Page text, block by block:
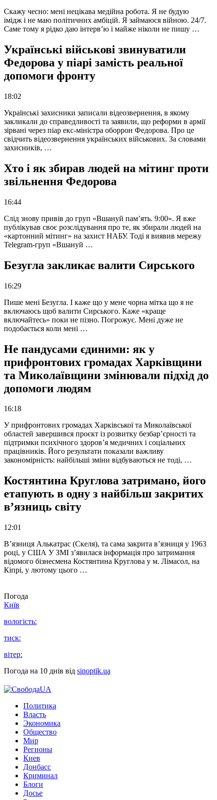
Скажу чесно: мені нецікава медійна робота. Я не будую
імідж і не маю політичних амбіцій. Я займаюся війною. 24/7.
Саме тому я рідко даю інтерв’ю і майже ніколи не пишу …
Українські військові звинуватили
Федорова у піарі замість реальної
допомоги фронту
18:02
Українські захисники записали відеозвернення, в якому
закликали до справедливості та заявили, що реформи в армії
зірвані через піар екс-міністра оборрон Федорова. Про це
свідчить відеозвернення українських військових. За словами
захисників, …
Хто і як збирав людей на мітинг проти
звільнення Федорова
16:44
Слід знову привів до груп «Вшануй пам’ять. 9:00». Я вже
публікував своє розслідування про те, як збирали людей на
«картонний мітинг» на захист НАБУ. Тоді я виявив мережу
Telegram-груп «Вшануй …
Безугла закликає валити Сирського
16:29
Пише мені Безугла. І каже що у мене чорна мітка що я не
включаюсь щоб валити Сирського. Каже «краще
включайтесь» поки не пізно. Погрожує. Мені дуже не
подобається коли мені …
Не пандусами єдиними: як у
прифронтових громадах Харківщини
та Миколаївщини змінювали підхід до
допомоги людям
16:18
У прифронтових громадах Харківської та Миколаївської
областей завершився проєкт із розвитку безбар’єрності та
підтримки психічного здоров’я медичних і соціальних
працівників. Його результати показали важливу
закономірність: найбільші зміни відбуваються не тоді, …
Костянтина Круглова затримано, його
етапують в одну з найбільш закритих
в’язниць світу
12:01
В’язниця Алькатрас (Скеля), та сама закрита в’язниця у 1963
році, у США У ЗМІ з’явилася інформація про затримання
відомого бізнесмена Костянтина Круглова у м. Лімасол, на
Кіпрі, у лютому цього …
Погода
Київ
вологість:
тиск:
вітер:
Погода на 10 днів від sinoptik.ua
Политика
Власть
Экономика
Общество
Мир
Регионы
Киев
Донбасс
Криминал
Блоги
Досье